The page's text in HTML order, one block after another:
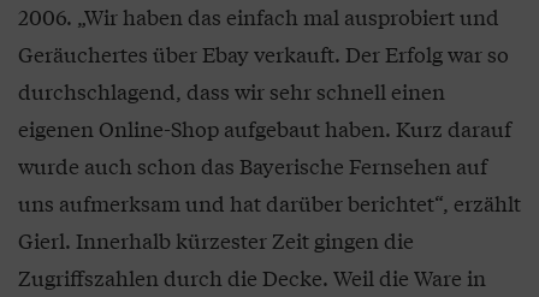
2006. „Wir haben das einfach mal ausprobiert und
Geräuchertes über Ebay verkauft. Der Erfolg war so
durchschlagend, dass wir sehr schnell einen
eigenen Online-Shop aufgebaut haben. Kurz darauf
wurde auch schon das Bayerische Fernsehen auf
uns aufmerksam und hat darüber berichtet“, erzählt
Gierl. Innerhalb kürzester Zeit gingen die
Zugriffszahlen durch die Decke. Weil die Ware in